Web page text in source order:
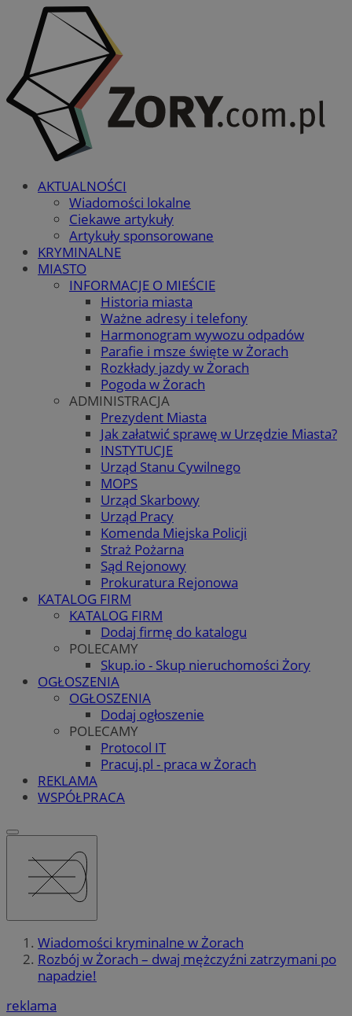
AKTUALNOŚCI
Wiadomości lokalne
Ciekawe artykuły
Artykuły sponsorowane
KRYMINALNE
MIASTO
INFORMACJE O MIEŚCIE
Historia miasta
Ważne adresy i telefony
Harmonogram wywozu odpadów
Parafie i msze święte w Żorach
Rozkłady jazdy w Żorach
Pogoda w Żorach
ADMINISTRACJA
Prezydent Miasta
Jak załatwić sprawę w Urzędzie Miasta?
INSTYTUCJE
Urząd Stanu Cywilnego
MOPS
Urząd Skarbowy
Urząd Pracy
Komenda Miejska Policji
Straż Pożarna
Sąd Rejonowy
Prokuratura Rejonowa
KATALOG FIRM
KATALOG FIRM
Dodaj firmę do katalogu
POLECAMY
Skup.io - Skup nieruchomości Żory
OGŁOSZENIA
OGŁOSZENIA
Dodaj ogłoszenie
POLECAMY
Protocol IT
Pracuj.pl - praca w Żorach
REKLAMA
WSPÓŁPRACA
Wiadomości kryminalne w Żorach
Rozbój w Żorach – dwaj mężczyźni zatrzymani po
napadzie!
reklama